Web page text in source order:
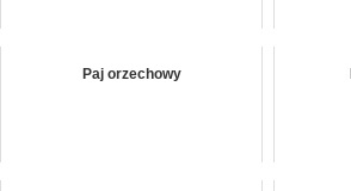
Paj orzechowy